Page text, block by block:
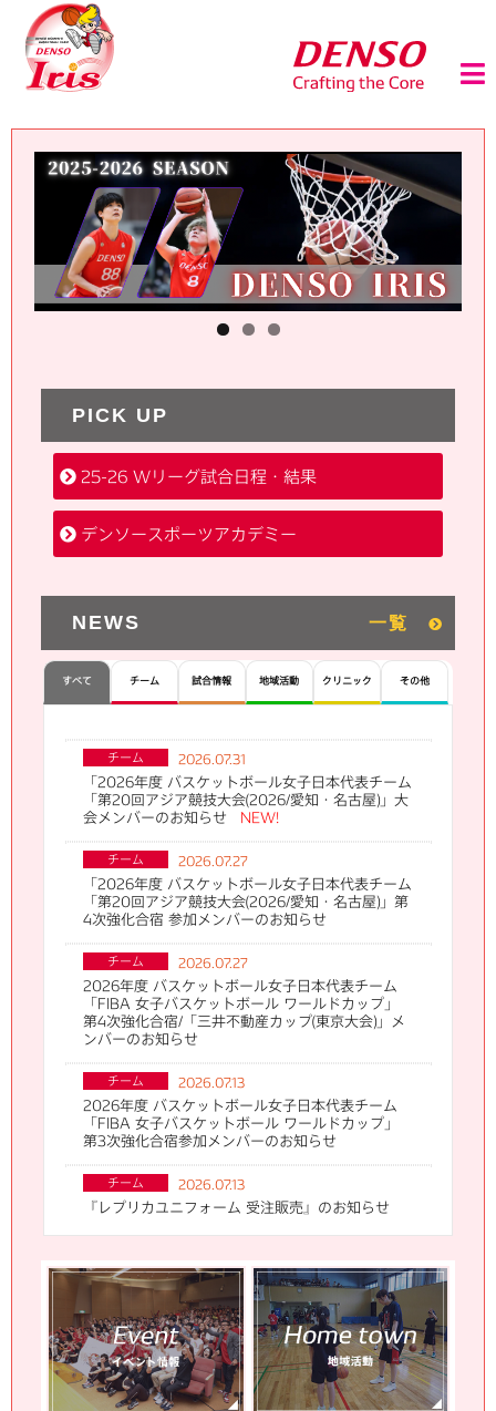
PICK UP
25-26 Wリーグ試合日程・結果
デンソースポーツアカデミー
NEWS 一覧
すべて チーム 試合情報 地域活動 クリニック その他
チーム 2026.07.31
「2026年度 バスケットボール女子日本代表チーム
「第20回アジア競技大会(2026/愛知・名古屋)」大
会メンバーのお知らせ
NEW!
チーム 2026.07.27
「2026年度 バスケットボール女子日本代表チーム
「第20回アジア競技大会(2026/愛知・名古屋)」第
4次強化合宿 参加メンバーのお知らせ
チーム 2026.07.27
2026年度 バスケットボール女子日本代表チーム
「FIBA 女子バスケットボール ワールドカップ」
第4次強化合宿/「三井不動産カップ(東京大会)」メ
ンバーのお知らせ
チーム 2026.07.13
2026年度 バスケットボール女子日本代表チーム
「FIBA 女子バスケットボール ワールドカップ」
第3次強化合宿参加メンバーのお知らせ
チーム 2026.07.13
『レプリカユニフォーム 受注販売』のお知らせ
2026-27シーズン 新加入スタッフのお知らせ
その他 2026.06.23
【重要】 メンバーシップ次年度更新に関する大切
なお知らせ
チーム 2026.06.17